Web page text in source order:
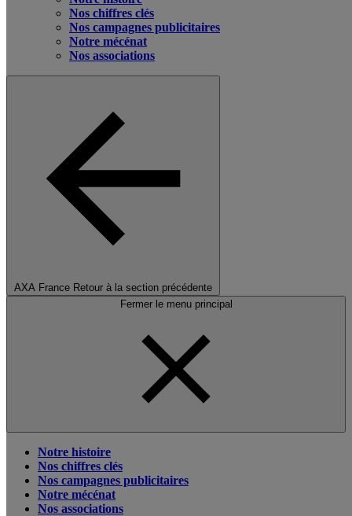
Nos chiffres clés
Nos campagnes publicitaires
Notre mécénat
Nos associations
AXA France Retour à la section précédente
Fermer le menu principal
Notre histoire
Nos chiffres clés
Nos campagnes publicitaires
Notre mécénat
Nos associations